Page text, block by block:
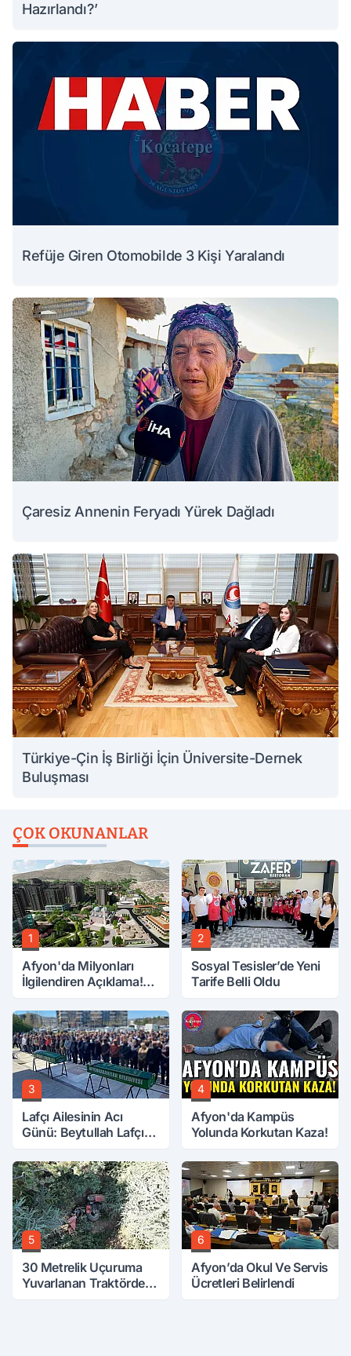
Hazırlandı?’
Refüje Giren Otomobilde 3 Kişi Yaralandı
Çaresiz Annenin Feryadı Yürek Dağladı
Türkiye-Çin İş Birliği İçin Üniversite-Dernek
Buluşması
ÇOK OKUNANLAR
1
Afyon'da Milyonları
İlgilendiren Açıklama!
2
Sosyal Tesisler’de Yeni
Tarife Belli Oldu
3
Lafçı Ailesinin Acı
Günü: Beytullah Lafçı
4
Afyon'da Kampüs
Yolunda Korkutan Kaza!
5
30 Metrelik Uçuruma
Yuvarlanan Traktörden
6
Afyon’da Okul Ve Servis
Ücretleri Belirlendi